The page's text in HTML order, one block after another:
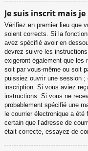
Je suis inscrit mais
Vérifiez en premier lieu que
soient corrects. Si la
avez spécifié avoir en
devrez suivre les
exigeront également que les
soit par vous-même ou soit
puissiez ouvrir une session
inscription. Si vous aviez
instructions. Si vous ne
probablement spécifié une
le courrier électronique a
certain que l’adresse de
était correcte, essayez de